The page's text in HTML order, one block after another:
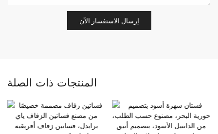
إرسال الاستفسار الآن
المنتجات ذات الصلة